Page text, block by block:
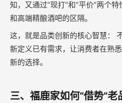
知，又通过“现打”和“平价”两个
和高端精酿酒吧的区隔。
这，就是品类创新的核心智慧：
新定义已有需求，让消费者在熟
新的选择。
三、福鹿家如何“借势”